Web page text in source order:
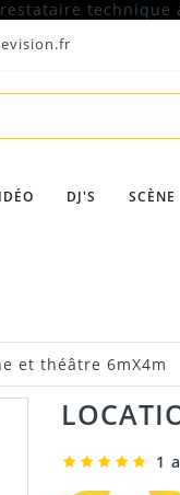
DJ'S SCÈNE
et théâtre 6mX4m
1